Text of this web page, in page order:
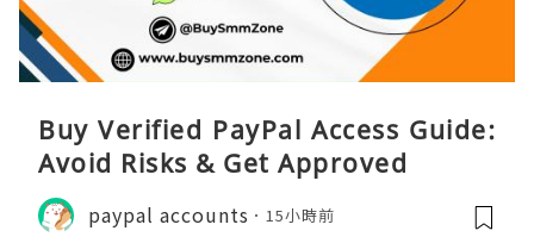
Buy Verified PayPal Access Guide:
Avoid Risks & Get Approved
paypal accounts 15小時前